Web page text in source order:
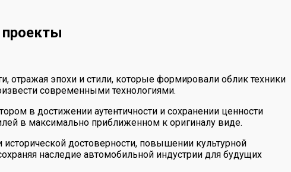
проекты
отражая эпохи и стили, которые формировали облик техники
современными технологиями.
в достижении аутентичности и сохранении ценности
в максимально приближенном к оригиналу виде.
достоверности, повышении культурной
наследие автомобильной индустрии для будущих